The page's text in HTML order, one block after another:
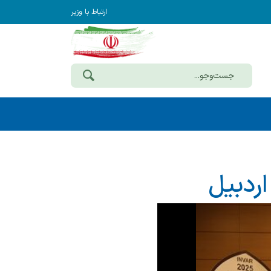
ارتباط با وزیر